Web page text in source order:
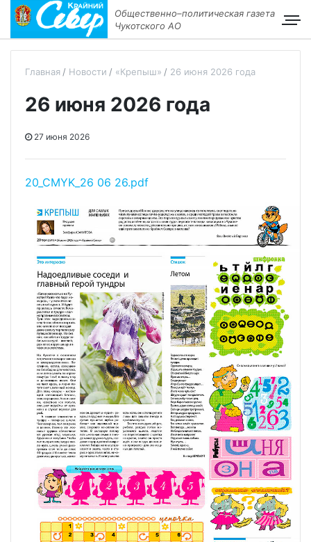
Общественно–политическая газета
Чукотского АО
Главная Новости «Крепыш» 26 июня 2026 года
26 июня 2026 года
27 июня 2026
20_CMYK_26 06 26.pdf